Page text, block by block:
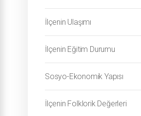
İlçenin Ulaşımı
İlçenin Eğitim Durumu
Sosyo-Ekonomik Yapısı
İlçenin Folklorik Değerleri